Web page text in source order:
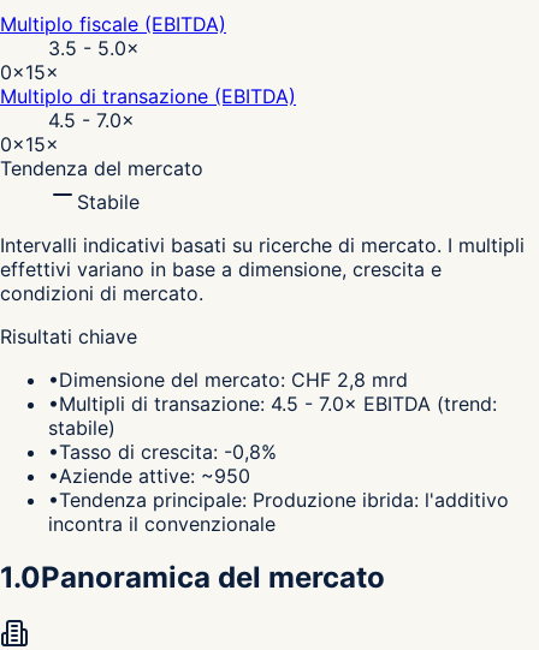
Multiplo fiscale (EBITDA)
3.5 - 5.0×
0×15×
Multiplo di transazione (EBITDA)
4.5 - 7.0×
0×15×
Tendenza del mercato
Stabile
Intervalli indicativi basati su ricerche di mercato. I multipli
effettivi variano in base a dimensione, crescita e
condizioni di mercato.
Risultati chiave
•Dimensione del mercato: CHF 2,8 mrd
•Multipli di transazione: 4.5 - 7.0× EBITDA (trend:
stabile)
•Tasso di crescita: -0,8%
•Aziende attive: ~950
•Tendenza principale: Produzione ibrida: l'additivo
incontra il convenzionale
1.0Panoramica del mercato